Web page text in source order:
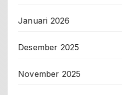
Januari 2026
Desember 2025
November 2025